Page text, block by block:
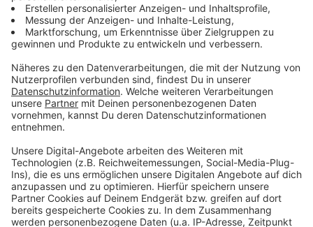
Weitere Meldungen aus unserer Stadt
Anzeige
Radio Leverkusen bleibt an der Spitze
Warnstreikauswirkungen am Wochenende in
Leverkusen
Mehr Hotelübernachtungen in Leverkusen
Anzeige